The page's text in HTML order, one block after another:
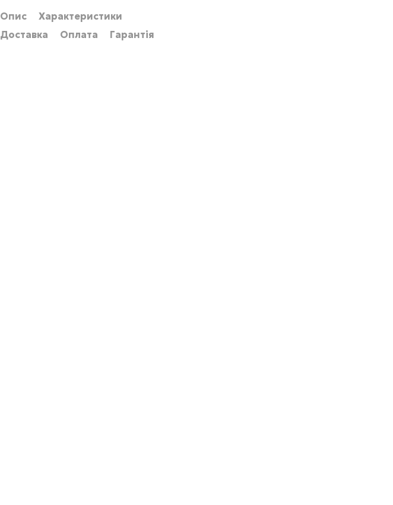
Опис
Характеристики
Доставка
Оплата Гарантія